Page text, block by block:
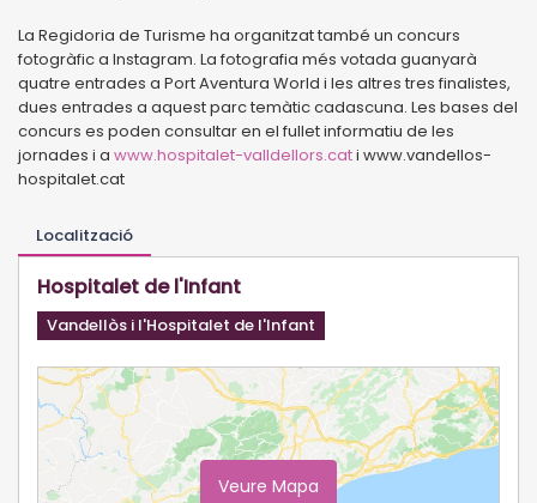
La Regidoria de Turisme ha organitzat també un concurs
fotogràfic a Instagram. La fotografia més votada guanyarà
quatre entrades a Port Aventura World i les altres tres finalistes,
dues entrades a aquest parc temàtic cadascuna. Les bases del
concurs es poden consultar en el fullet informatiu de les
jornades i a www.hospitalet-valldellors.cati www.vandellos-
hospitalet.cat
Localització
Hospitalet de l'Infant
Vandellòs i l'Hospitalet de l'Infant
Veure Mapa